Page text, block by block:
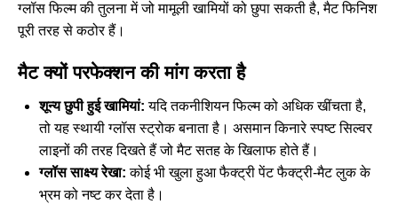
ग्लॉस फिल्म की तुलना में जो मामूली खामियों को छुपा सकती है, मैट फिनिश
पूरी तरह से कठोर हैं।
मैट क्यों परफेक्शन की मांग करता है
शून्य छुपी हुई खामियां: यदि तकनीशियन फिल्म को अधिक खींचता है,
तो यह स्थायी ग्लॉस स्ट्रोक बनाता है। असमान किनारे स्पष्ट सिल्वर
लाइनों की तरह दिखते हैं जो मैट सतह के खिलाफ होते हैं।
ग्लॉस साक्ष्य रेखा: कोई भी खुला हुआ फैक्ट्री पेंट फैक्ट्री-मैट लुक के
भ्रम को नष्ट कर देता है।